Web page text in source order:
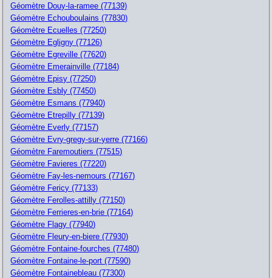
Géomètre Douy-la-ramee (77139)
Géomètre Echouboulains (77830)
Géomètre Ecuelles (77250)
Géomètre Egligny (77126)
Géomètre Egreville (77620)
Géomètre Emerainville (77184)
Géomètre Episy (77250)
Géomètre Esbly (77450)
Géomètre Esmans (77940)
Géomètre Etrepilly (77139)
Géomètre Everly (77157)
Géomètre Evry-gregy-sur-yerre (77166)
Géomètre Faremoutiers (77515)
Géomètre Favieres (77220)
Géomètre Fay-les-nemours (77167)
Géomètre Fericy (77133)
Géomètre Ferolles-attilly (77150)
Géomètre Ferrieres-en-brie (77164)
Géomètre Flagy (77940)
Géomètre Fleury-en-biere (77930)
Géomètre Fontaine-fourches (77480)
Géomètre Fontaine-le-port (77590)
Géomètre Fontainebleau (77300)